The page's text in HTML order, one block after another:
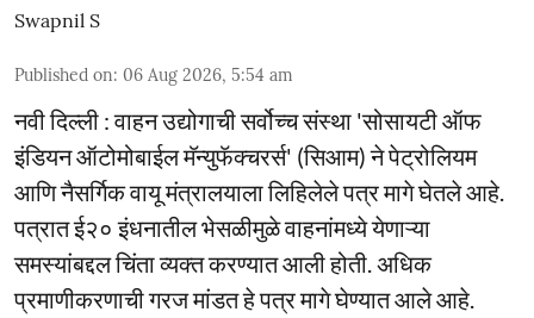
Swapnil S
Published on: 06 Aug 2026, 5:54 am
नवी दिल्ली : वाहन उद्योगाची सर्वोच्च संस्था 'सोसायटी ऑफ
इंडियन ऑटोमोबाईल मॅन्युफॅक्चरर्स' (सिआम) ने पेट्रोलियम
आणि नैसर्गिक वायू मंत्रालयाला लिहिलेले पत्र मागे घेतले आहे.
पत्रात ई२० इंधनातील भेसळीमुळे वाहनांमध्ये येणाऱ्या
समस्यांबद्दल चिंता व्यक्त करण्यात आली होती. अधिक
प्रमाणीकरणाची गरज मांडत हे पत्र मागे घेण्यात आले आहे.